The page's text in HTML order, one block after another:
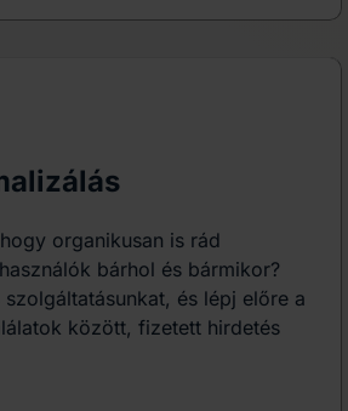
organikusan is rád
bárhol és bármikor?
szolgáltatásunkat, és lépj előre a
között, fizetett hirdetés